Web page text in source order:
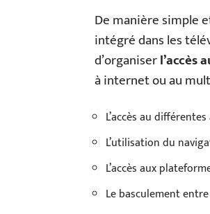
De manière simple
intégré dans les
d’organiserl’accès
à internet ou au
L’accès au
L’utilisation du
L’accès aux
Le basculement